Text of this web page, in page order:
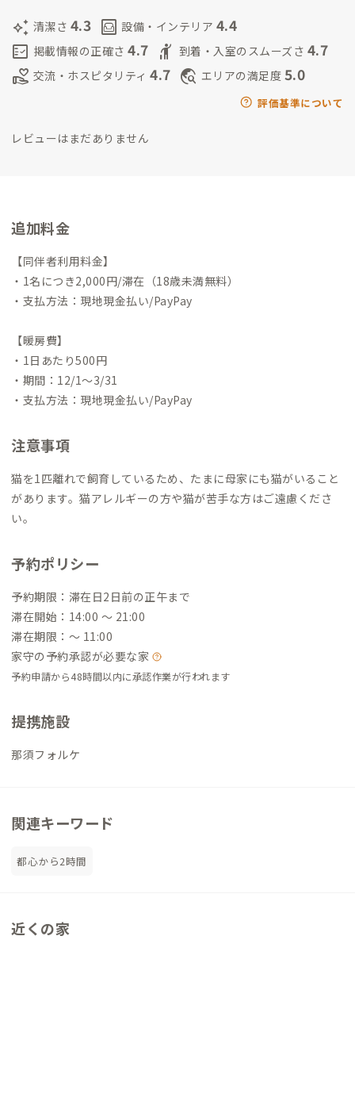
auto_awesome 清潔さ 4.3 living 設備・インテリア 4.4
fact_check 掲載情報の正確さ 4.7 hail 到着・入室のスムーズさ 4.7
volunteer_activism 交流・ホスピタリティ 4.7 travel_explore エリアの満足度 5.0
評価基準について
レビューはまだありません
追加料金
【同伴者利用料金】
・1名につき2,000円/滞在（18歳未満無料）
・支払方法：現地現金払い/PayPay
【暖房費】
・1日あたり500円
・期間：12/1～3/31
・支払方法：現地現金払い/PayPay
注意事項
猫を1匹離れで飼育しているため、たまに母家にも猫がいること
があります。猫アレルギーの方や猫が苦手な方はご遠慮くださ
い。
予約ポリシー
予約期限：滞在日2日前の正午まで
滞在開始：14:00 〜 21:00
滞在期限：〜 11:00
家守の予約承認が必要な家
予約申請から48時間以内に承認作業が行われます
提携施設
那須フォルケ
関連キーワード
都心から2時間
近くの家